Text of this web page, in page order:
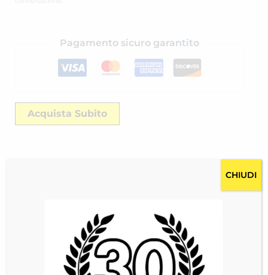
Pagamento sicuro garantito
Acquista Subito
CHIUDI